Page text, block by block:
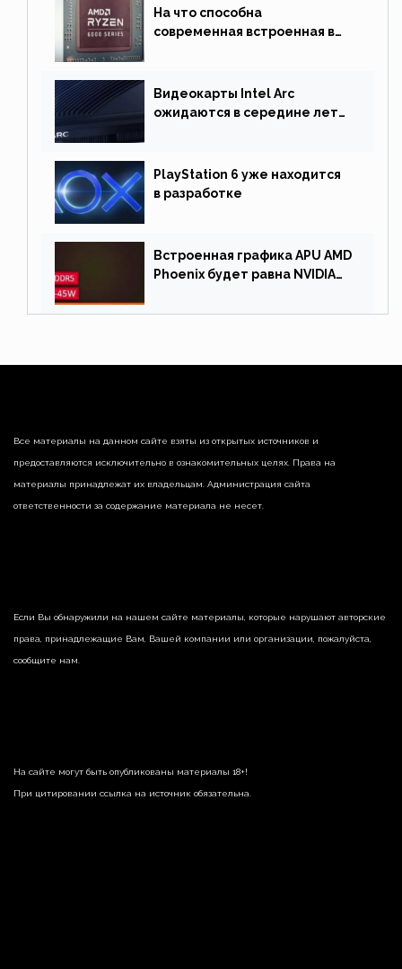
На что способна
современная встроенная в
Видеокарты Intel Arc
ожидаются в середине лета.
PlayStation 6 уже находится
в разработке
Встроенная графика APU AMD
Phoenix будет равна NVIDIA
Все материалы на данном сайте взяты из открытых источников и
предоставляются исключительно в ознакомительных целях. Права на
материалы принадлежат их владельцам. Администрация сайта
ответственности за содержание материала не несет.
Если Вы обнаружили на нашем сайте материалы, которые нарушают авторские
права, принадлежащие Вам, Вашей компании или организации, пожалуйста,
сообщите нам.
На сайте могут быть опубликованы материалы 18+!
При цитировании ссылка на источник обязательна.